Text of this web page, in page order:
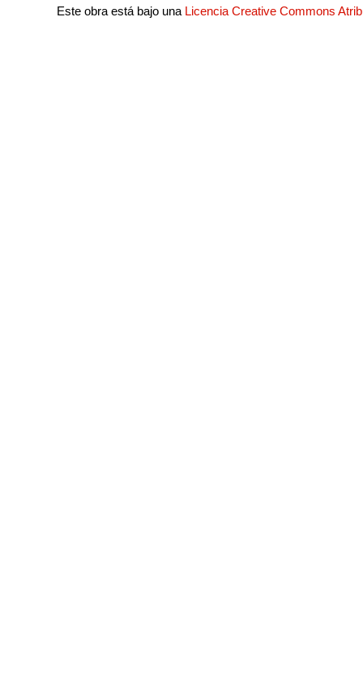
Este obra está bajo una Licencia Creative Commons